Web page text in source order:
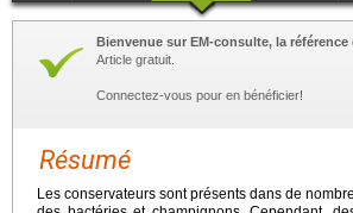
Bienvenue sur EM-consulte, la
Article gratuit.
Connectez-vous pour en bénéficier!
Résumé
Les conservateurs sont présents dans de